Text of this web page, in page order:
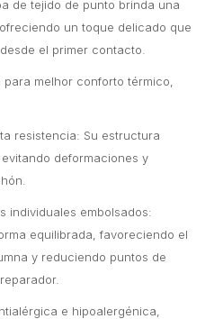
de tejido de punto brinda una
un toque delicado que
el primer contacto.
melhor conforto térmico,
resistencia: Su estructura
deformaciones y
individuales embolsados:
equilibrada, favoreciendo el
y reduciendo puntos de
e hipoalergénica,